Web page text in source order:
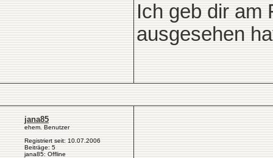
Ich geb dir am
ausgesehen
jana85
ehem. Benutzer
Registriert seit: 10.07.2006
Beiträge: 5
jana85: Offline